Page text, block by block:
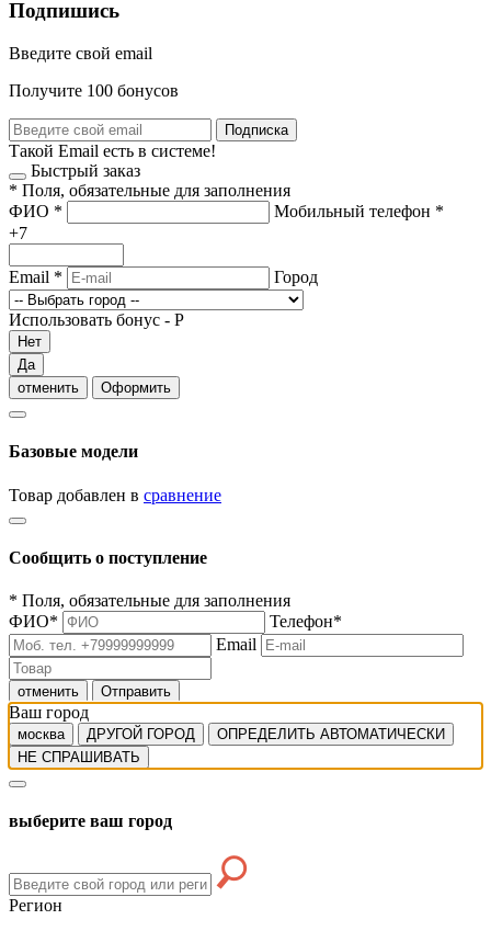
Подпишись
Введите свой email
Получите 100 бонусов
Подписка
Такой Email есть в системе!
Быстрый заказ
* Поля, обязательные для заполнения
ФИО * Мобильный телефон *
+7
Email * Город
Использовать бонус - Р
Нет
Да
отменить
Оформить
Базовые модели
Товар добавлен в сравнение
Сообщить о поступление
* Поля, обязательные для заполнения
ФИО* Телефон*
Email
отменить Отправить
Ваш город
москва ДРУГОЙ ГОРОД
ОПРЕДЕЛИТЬ АВТОМАТИЧЕСКИ
НЕ СПРАШИВАТЬ
выберите ваш город
Регион